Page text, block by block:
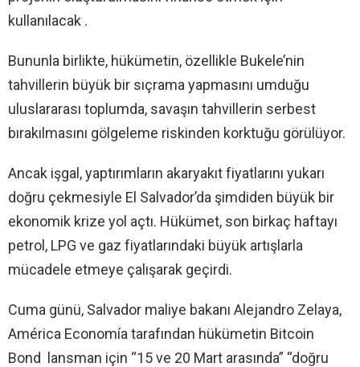
kullanılacak .
Bununla birlikte, hükümetin, özellikle Bukele’nin
tahvillerin büyük bir sıçrama yapmasını umduğu
uluslararası toplumda, savaşın tahvillerin serbest
bırakılmasını gölgeleme riskinden korktuğu görülüyor.
Ancak işgal, yaptırımların akaryakıt fiyatlarını yukarı
doğru çekmesiyle El Salvador’da şimdiden büyük bir
ekonomik krize yol açtı. Hükümet, son birkaç haftayı
petrol, LPG ve gaz fiyatlarındaki büyük artışlarla
mücadele etmeye çalışarak geçirdi.
Cuma günü, Salvador maliye bakanı Alejandro Zelaya,
América Economía tarafından hükümetin Bitcoin
Bond lansman için “15 ve 20 Mart arasında” “doğru